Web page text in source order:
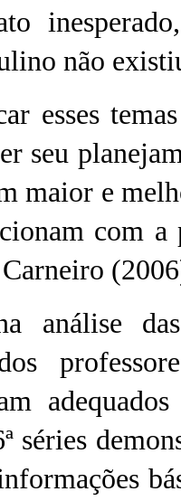
não
temas
seu
maior e
com a
das
séries